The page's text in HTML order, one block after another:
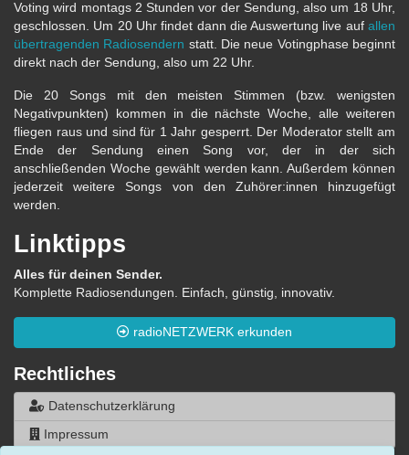
Voting wird montags 2 Stunden vor der Sendung, also um 18 Uhr,
geschlossen. Um 20 Uhr findet dann die Auswertung live auf allen
übertragenden Radiosendern statt. Die neue Votingphase beginnt
direkt nach der Sendung, also um 22 Uhr.
Die 20 Songs mit den meisten Stimmen (bzw. wenigsten
Negativpunkten) kommen in die nächste Woche, alle weiteren
fliegen raus und sind für 1 Jahr gesperrt. Der Moderator stellt am
Ende der Sendung einen Song vor, der in der sich
anschließenden Woche gewählt werden kann. Außerdem können
jederzeit weitere Songs von den Zuhörer:innen hinzugefügt
werden.
Linktipps
Alles für deinen Sender.
Komplette Radiosendungen. Einfach, günstig, innovativ.
radioNETZWERK erkunden
Rechtliches
Datenschutzerklärung
Impressum